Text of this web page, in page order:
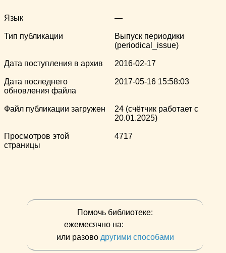
Язык —
Тип публикации
Выпуск периодики
(periodical_issue)
Дата поступления в архив 2016-02-17
Дата последнего
обновления файла
2017-05-16 15:58:03
Файл публикации загружен
24 (счётчик работает с
20.01.2025)
Просмотров этой
страницы
4717
Помочь библиотеке:
ежемесячно на:
или разово другими способами